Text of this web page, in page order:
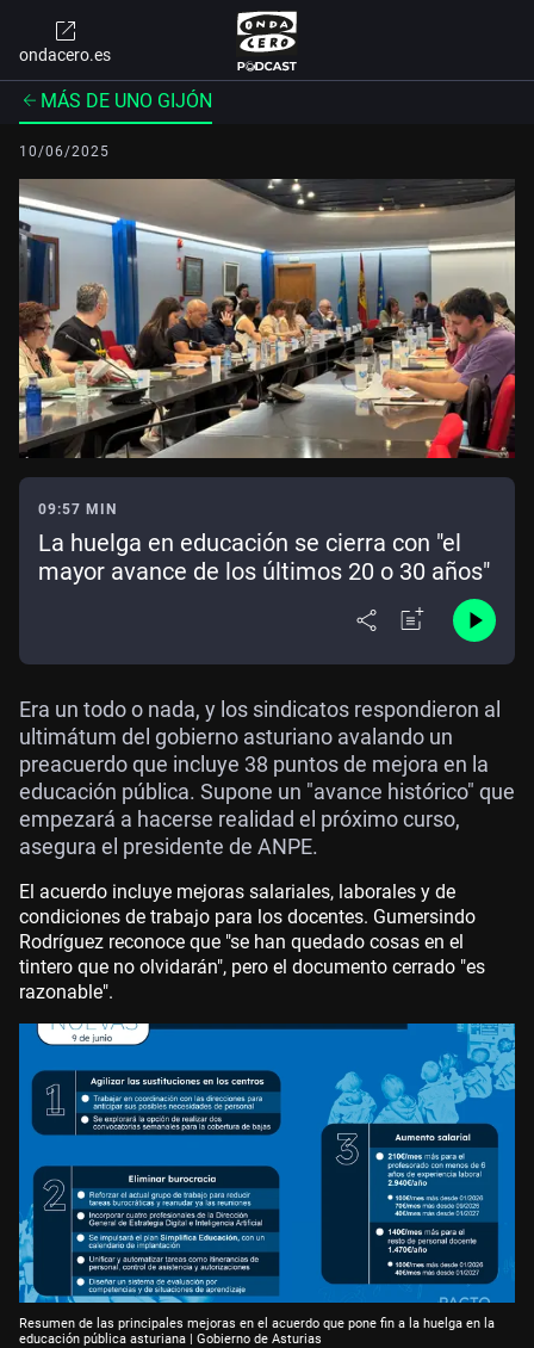
ondacero.es
MÁS DE UNO GIJÓN
10/06/2025
09:57 MIN
La huelga en educación se cierra con "el
mayor avance de los últimos 20 o 30 años"
Era un todo o nada, y los sindicatos respondieron al
ultimátum del gobierno asturiano avalando un
preacuerdo que incluye 38 puntos de mejora en la
educación pública. Supone un "avance histórico" que
empezará a hacerse realidad el próximo curso,
asegura el presidente de ANPE.
El acuerdo incluye mejoras salariales, laborales y de
condiciones de trabajo para los docentes. Gumersindo
Rodríguez reconoce que "se han quedado cosas en el
tintero que no olvidarán", pero el documento cerrado "es
razonable".
Resumen de las principales mejoras en el acuerdo que pone fin a la huelga en la
educación pública asturiana | Gobierno de Asturias